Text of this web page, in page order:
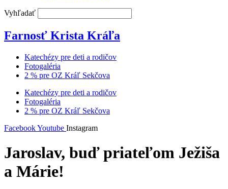
Vyhľadať
Farnosť Krista Kráľa
Katechézy pre deti a rodičov
Fotogaléria
2 % pre OZ Kráľ Sekčova
Katechézy pre deti a rodičov
Fotogaléria
2 % pre OZ Kráľ Sekčova
FacebookYoutube Instagram
Jaroslav, buď priateľom Ježiša
a Márie!